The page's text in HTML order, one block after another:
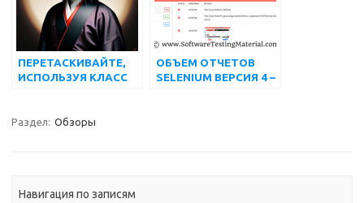
ПЕРЕТАСКИВАЙТЕ,
ИСПОЛЬЗУЯ КЛАСС
WEBDRIVER
ОБЪЕМ ОТЧЕТОВ
SELENIUM ВЕРСИЯ 4 –
Раздел: Обзоры
Навигация по записям